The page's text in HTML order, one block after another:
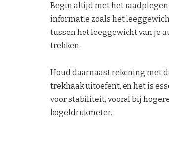
Begin altijd met het
informatie zoals het
tussen het leeggewicht van je
trekken.
Houd daarnaast rekening met
trekhaak uitoefent, en het is
voor stabiliteit, vooral bij
kogeldrukmeter.